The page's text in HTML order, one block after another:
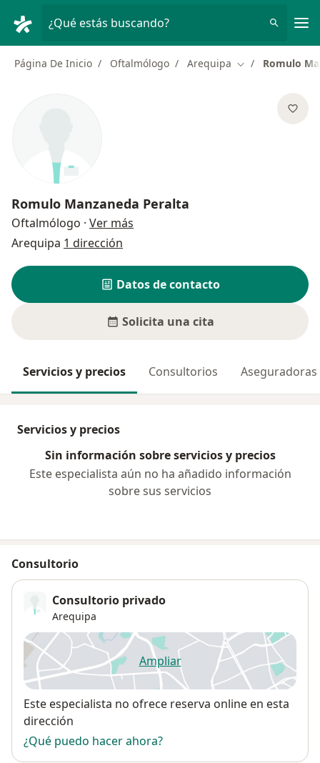
¿Qué estás buscando?
Página De Inicio Oftalmólogo Arequipa Cambiar de
Romulo
Romulo Manzaneda Peralta
Oftalmólogo · Ver más
Arequipa 1 dirección
Datos de contacto
Solicita una cita
Servicios y precios Consultorios Aseguradoras
Servicios y precios
Sin información sobre servicios y precios
Este especialista aún no ha añadido información
sobre sus servicios
Consultorio
Consultorio privado
Arequipa
Ampliarse abre en una nueva
Disponibilidad
Este especialista no ofrece reserva online en esta
dirección
¿Qué puedo hacer ahora?